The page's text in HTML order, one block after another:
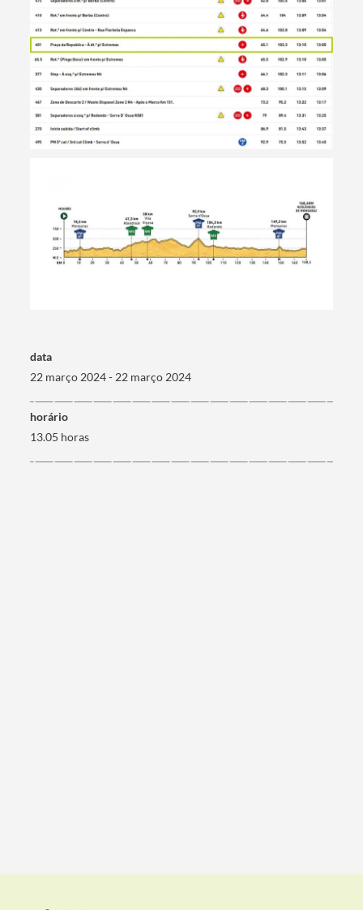
Termo de Pesquisa
data
22 março 2024 - 22 março 2024
horário
13.05 horas